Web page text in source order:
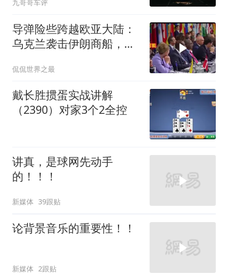
九哥哥车评
导弹险些跨越欧亚大陆：
乌克兰袭击伊朗商船，差
雷”
侃侃世界之最
戴长胜掼蛋实战讲解
（2390）对家3个2全控
讲真，是球网先动手
的！！！
新媒体 39跟贴
论背景音乐的重要性！！
新媒体 2跟贴